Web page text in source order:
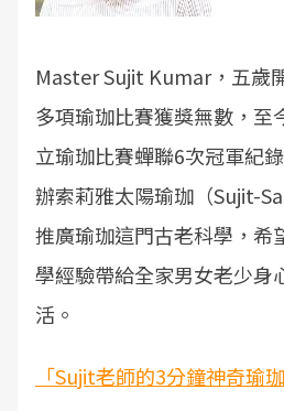
Master Sujit Kumar，五歲
多項瑜珈比賽獲獎無數，至
立瑜珈比賽蟬聯6次冠軍紀
辦索莉雅太陽瑜珈（Sujit-
推廣瑜珈這門古老科學，希
學經驗帶給全家男女老少身
活。
「Sujit老師的3分鐘神奇瑜